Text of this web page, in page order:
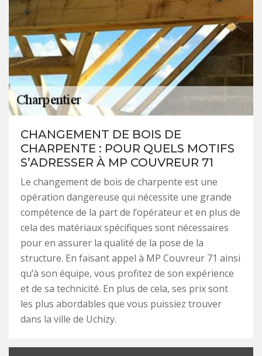
CHANGEMENT DE BOIS DE
CHARPENTE : POUR QUELS MOTIFS
S’ADRESSER À MP COUVREUR 71
Le changement de bois de charpente est une
opération dangereuse qui nécessite une grande
compétence de la part de l’opérateur et en plus de
cela des matériaux spécifiques sont nécessaires
pour en assurer la qualité de la pose de la
structure. En faisant appel à MP Couvreur 71 ainsi
qu’à son équipe, vous profitez de son expérience
et de sa technicité. En plus de cela, ses prix sont
les plus abordables que vous puissiez trouver
dans la ville de Uchizy.